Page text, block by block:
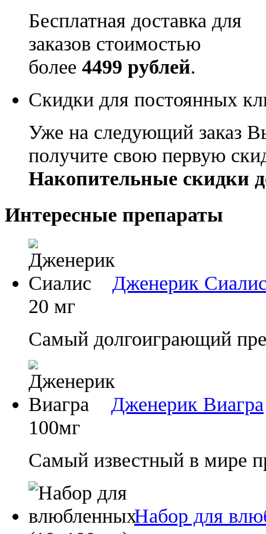
Бесплатная доставка для
заказов стоимостью
более 4499 рублей.
Скидки для постоянных
Уже на следующий заказ
получите свою первую
Накопительные скидки
Интересные препараты
Дженерик
20 мг
Самый долгоиграющий
Дженерик Виагра
100мг
Самый известный в мире
Набор для